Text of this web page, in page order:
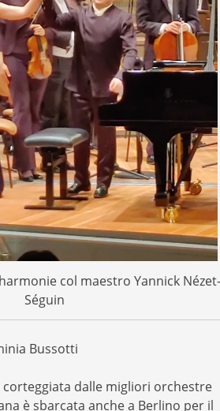
col maestro Yannick Nézet-
Séguin
Bussotti
corteggiata dalle migliori orchestre
è sbarcata anche a Berlino per il